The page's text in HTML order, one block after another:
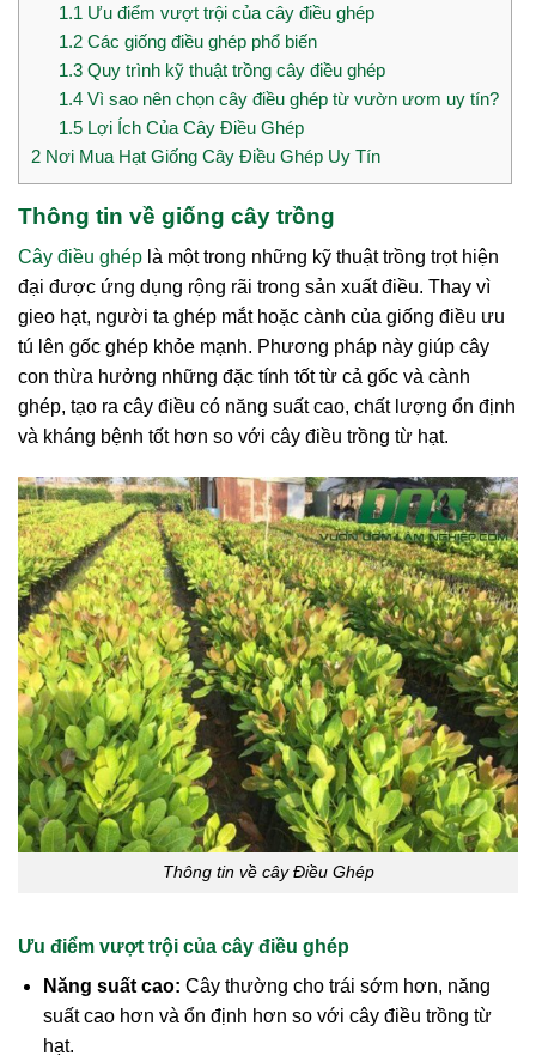
1.1 Ưu điểm vượt trội của cây điều ghép
1.2Các giống điều ghép phổ biến
1.3Quy trình kỹ thuật trồng cây điều ghép
1.4Vì sao nên chọn cây điều ghép từ vườn ươm uy tín?
1.5Lợi Ích Của Cây Điều Ghép
2 Nơi Mua Hạt Giống Cây Điều Ghép Uy Tín
Thông tin về giống cây trồng
Cây điều ghép là một trong những kỹ thuật trồng trọt hiện
đại được ứng dụng rộng rãi trong sản xuất điều. Thay vì
gieo hạt, người ta ghép mắt hoặc cành của giống điều ưu
tú lên gốc ghép khỏe mạnh. Phương pháp này giúp cây
con thừa hưởng những đặc tính tốt từ cả gốc và cành
ghép, tạo ra cây điều có năng suất cao, chất lượng ổn định
và kháng bệnh tốt hơn so với cây điều trồng từ hạt.
Thông tin về cây Điều Ghép
Ưu điểm vượt trội của cây điều ghép
Năng suất cao: Cây thường cho trái sớm hơn, năng
suất cao hơn và ổn định hơn so với cây điều trồng từ
hạt.